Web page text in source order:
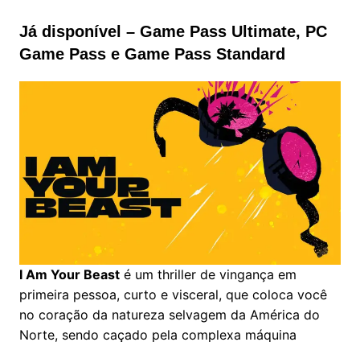
Já disponível – Game Pass Ultimate, PC
Game Pass e Game Pass Standard
I Am Your Beasté um thriller de vingança em
primeira pessoa, curto e visceral, que coloca você
no coração da natureza selvagem da América do
Norte, sendo caçado pela complexa máquina